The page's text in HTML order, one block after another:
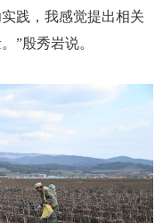
践，我感觉提出相关
”殷秀岩说。